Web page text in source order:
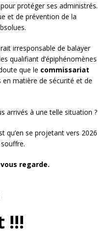
protéger ses administrés.
et de prévention de la
irresponsable de balayer
qualifiant d’épiphénomènes
que le commissariat
matière de sécurité et de
arrivés à une telle situation ?
qu’en se projetant vers 2026
regarde.
!!!